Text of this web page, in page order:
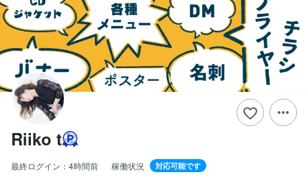
Riiko t
最終ログイン： 4時間前 稼働状況 対応可能です